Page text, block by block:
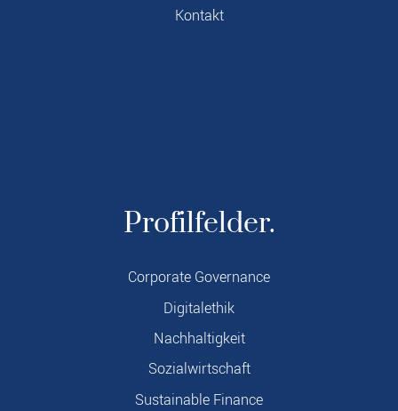
Kontakt
Profilfelder.
Corporate Governance
Digitalethik
Nachhaltigkeit
Sozialwirtschaft
Sustainable Finance